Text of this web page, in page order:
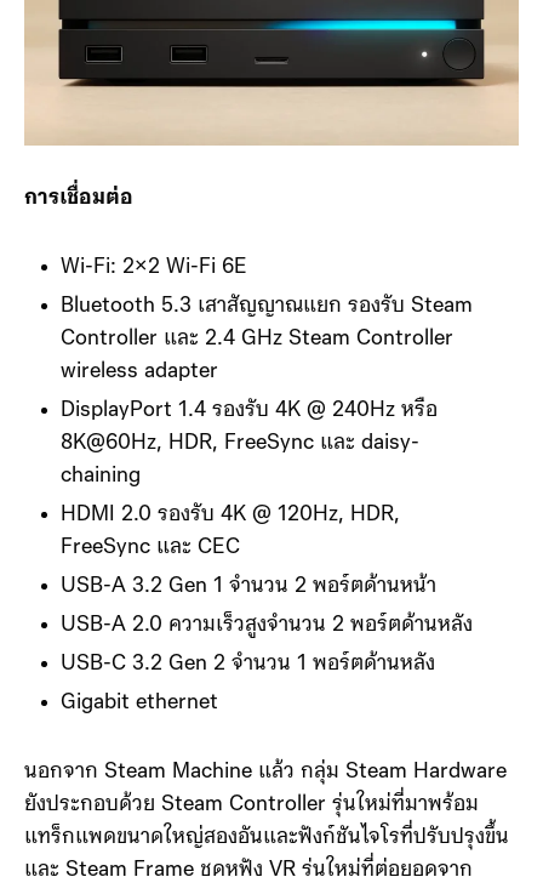
การเชื่อมต่อ
Wi-Fi: 2×2 Wi-Fi 6E
Bluetooth 5.3 เสาสัญญาณแยก รองรับ Steam
Controller และ 2.4 GHz Steam Controller
wireless adapter
DisplayPort 1.4 รองรับ 4K @ 240Hz หรือ
8K@60Hz, HDR, FreeSync และ daisy-
chaining
HDMI 2.0 รองรับ 4K @ 120Hz, HDR,
FreeSync และ CEC
USB-A 3.2 Gen 1 จำนวน 2 พอร์ตด้านหน้า
USB-A 2.0 ความเร็วสูงจำนวน 2 พอร์ตด้านหลัง
USB-C 3.2 Gen 2 จำนวน 1 พอร์ตด้านหลัง
Gigabit ethernet
นอกจาก Steam Machine แล้ว กลุ่ม Steam Hardware
ยังประกอบด้วย Steam Controller รุ่นใหม่ที่มาพร้อม
แทร็กแพดขนาดใหญ่สองอันและฟังก์ชันไจโรที่ปรับปรุงขึ้น
และ Steam Frame ชุดหูฟัง VR รุ่นใหม่ที่ต่อยอดจาก